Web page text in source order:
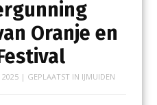
Oranje en
2025| GEPLAATST IN IJMUIDEN